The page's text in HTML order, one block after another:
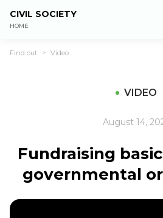
CIVIL SOCIETY
HOME
Find out > Video
VIDEO
August 14,
Fundraising
governmental